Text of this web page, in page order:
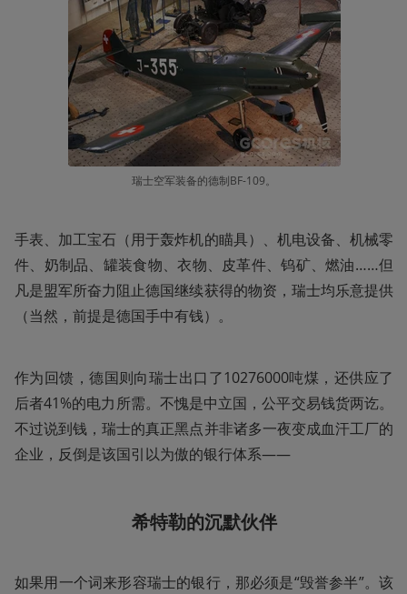
瑞士空军装备的德制BF-109。
手表、加工宝石（用于轰炸机的瞄具）、机电设备、机械零
件、奶制品、罐装食物、衣物、皮革件、钨矿、燃油……但
凡是盟军所奋力阻止德国继续获得的物资，瑞士均乐意提供
（当然，前提是德国手中有钱）。
作为回馈，德国则向瑞士出口了10276000吨煤，还供应了
后者41%的电力所需。不愧是中立国，公平交易钱货两讫。
不过说到钱，瑞士的真正黑点并非诸多一夜变成血汗工厂的
企业，反倒是该国引以为傲的银行体系——
希特勒的沉默伙伴
如果用一个词来形容瑞士的银行，那必须是“毁誉参半”。该